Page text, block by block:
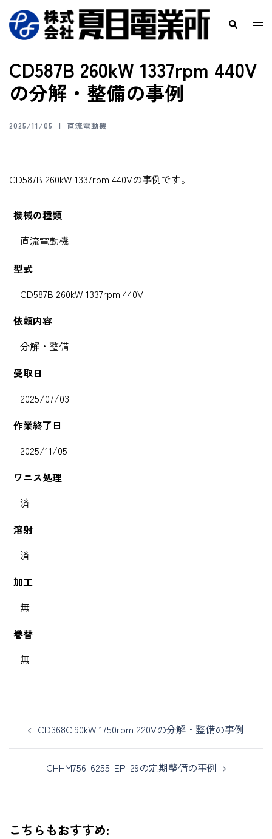
CD587B 260kW 1337rpm 440V
の分解・整備の事例
2025/11/05 直流電動機
CD587B 260kW 1337rpm 440Vの事例です。
機械の種類
直流電動機
型式
CD587B 260kW 1337rpm 440V
依頼内容
分解・整備
受取日
2025/07/03
作業終了日
2025/11/05
ワニス処理
済
溶射
済
加工
無
巻替
無
CD368C 90kW 1750rpm 220Vの分解・整備の事例
CHHM756-6255-EP-29の定期整備の事例
こちらもおすすめ: